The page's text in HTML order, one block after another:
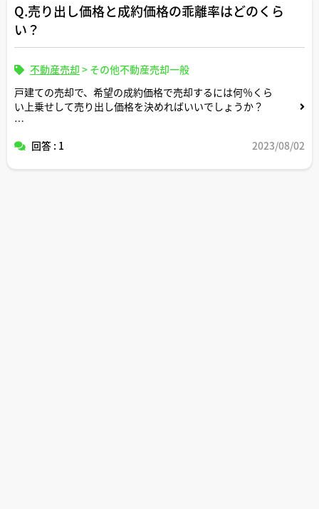
Q.売り出し価格と成約価格の乖離率はどのくら
い？
不動産売却 > その他不動産売却一般
戸建ての売却で、希望の成約価格で売却するには何％くら
い上乗せして売り出し価格を決めればいいでしょうか？
ん、回答 : 1 2023/08/02